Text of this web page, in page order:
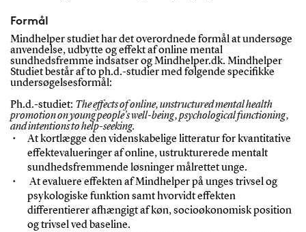
Formål
Mindhelper studiet har det overordnede formål at undersøge
anvendelse, udbytte og effekt af online mental
sundhedsfremme indsatser og Mindhelper.dk. Mindhelper
Studiet består af to ph.d.-studier med følgende specifikke
undersøgelsesformål:
Ph.d.-studiet: The effects of online, unstructured mental health
promotion on young people’s well-being, psychological functioning,
and intentions to help-seeking.
At kortlægge den videnskabelige litteratur for kvantitative
effektevalueringer af online, ustrukturerede mentalt
sundhedsfremmende løsninger målrettet unge.
At evaluere effekten af Mindhelper på unges trivsel og
psykologiske funktion samt hvorvidt effekten
differentierer afhængigt af køn, socioøkonomisk position
og trivsel ved baseline.